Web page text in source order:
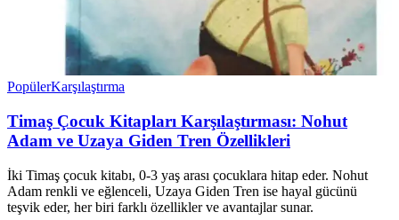
PopülerKarşılaştırma
Timaş Çocuk Kitapları Karşılaştırması: Nohut
Adam ve Uzaya Giden Tren Özellikleri
İki Timaş çocuk kitabı, 0-3 yaş arası çocuklara hitap eder. Nohut
Adam renkli ve eğlenceli, Uzaya Giden Tren ise hayal gücünü
teşvik eder, her biri farklı özellikler ve avantajlar sunar.